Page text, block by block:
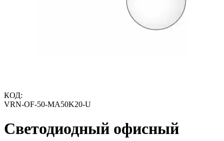
КОД:
VRN-OF-50-MA50K20-U
Светодиодный офисный